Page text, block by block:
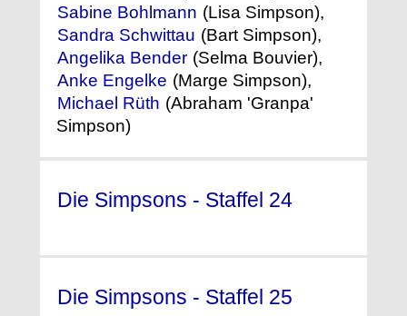
Sabine Bohlmann (Lisa Simpson),
Sandra Schwittau (Bart Simpson),
Angelika Bender (Selma Bouvier),
Anke Engelke (Marge Simpson),
Michael Rüth (Abraham 'Granpa'
Simpson)
Die Simpsons - Staffel 24
Die Simpsons - Staffel 25